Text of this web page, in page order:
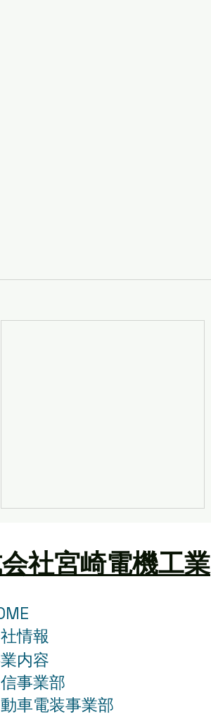
年末年始の営業時間に関する
ご案内
社宮崎電機工業
社情報
業内容
信事業部
動車電装事業部